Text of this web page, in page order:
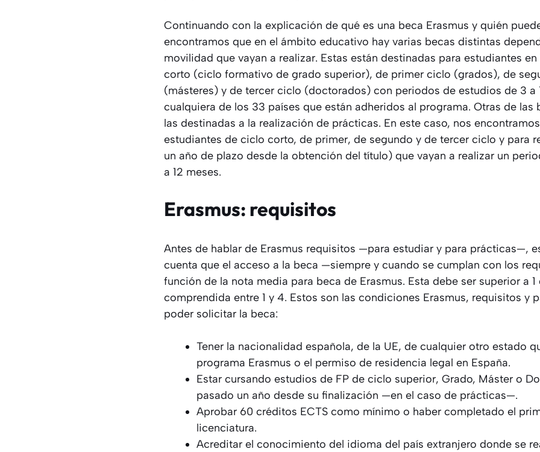
Continuando con la explicación de qué es una beca Erasmus y quién
encontramos que en el ámbito educativo hay varias becas distintas
movilidad que vayan a realizar. Estas están destinadas para estudiantes
corto (ciclo formativo de grado superior), de primer ciclo (grados), de
(másteres) y de tercer ciclo (doctorados) con periodos de estudios de 3 a
cualquiera de los 33 países que están adheridos al programa. Otras de las
las destinadas a la realización de prácticas. En este caso, nos
estudiantes de ciclo corto, de primer, de segundo y de tercer ciclo y para
un año de plazo desde la obtención del título) que vayan a realizar un
a 12 meses.
Erasmus: requisitos
Antes de hablar de Erasmus requisitos —para estudiar y para prácticas—,
cuenta que el acceso a la beca —siempre y cuando se cumplan con los
función de la nota media para beca de Erasmus. Esta debe ser superior a 1
comprendida entre 1 y 4. Estos son las condiciones Erasmus, requisitos y
poder solicitar la beca:
Tener la nacionalidad española, de la UE, de cualquier otro estado
programa Erasmus o el permiso de residencia legal en España.
Estar cursando estudios de FP de ciclo superior, Grado, Máster o
pasado un año desde su finalización —en el caso de prácticas—.
Aprobar 60 créditos ECTS como mínimo o haber completado el
licenciatura.
Acreditar el conocimiento del idioma del país extranjero donde se